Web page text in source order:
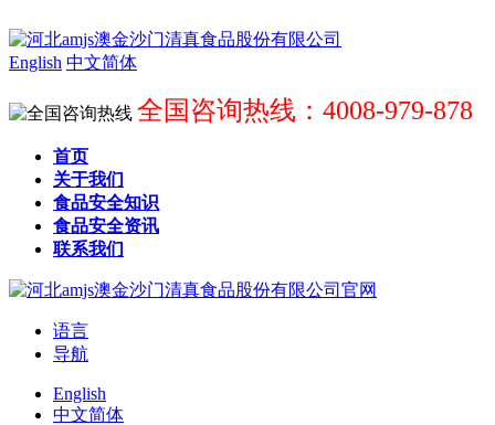
English 中文简体
全国咨询热线：4008-979-878
首页
关于我们
食品安全知识
食品安全资讯
联系我们
语言
导航
English
中文简体